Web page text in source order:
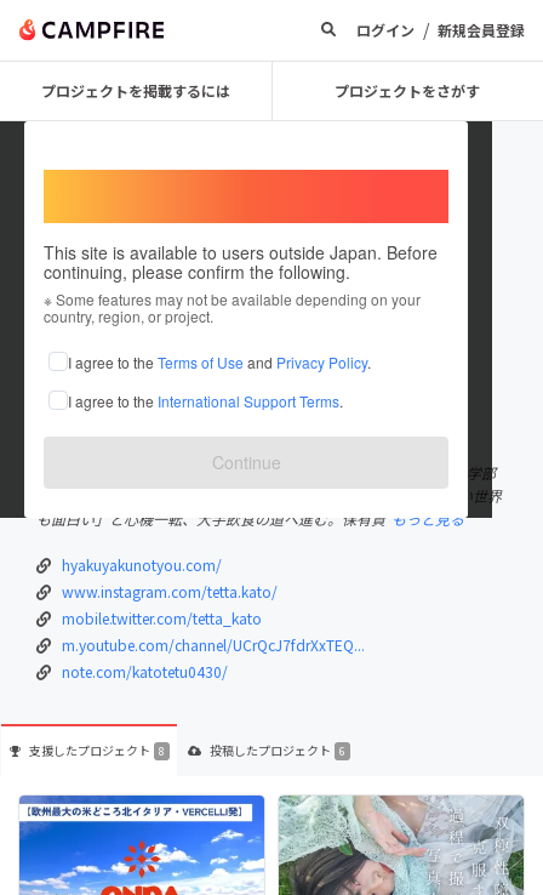
ログイン / 新規会員登録
プロジェクトを掲載するには プロジェクトをさがす
This site is available to users outside Japan. Before
continuing, please confirm the following.
※ Some features may not be available depending on your
country, region, or project.
I agree to the Terms of Use and Privacy Policy.
I agree to the International Support Terms.
Continue
katotetu
これまでに8回支援して6件のプロジェクトを投稿しています
在住国：日本 現在地：福岡県
出身国：日本 出身地：福岡県
福岡県北九州市1992年生まれ。 折尾愛真高校→北九州市立大学法学部
法律学科卒業後、司法書士事務所に就職が決まるが「全く知らない世界
も面白い」と心機一転、大手飲食の道へ進む。保有資 もっと見る
hyakuyakunotyou.com/
www.instagram.com/tetta.kato/
mobile.twitter.com/tetta_kato
m.youtube.com/channel/UCrQcJ7fdrXxTEQ...
note.com/katotetu0430/
支援したプロジェクト 8 投稿したプロジェクト 6